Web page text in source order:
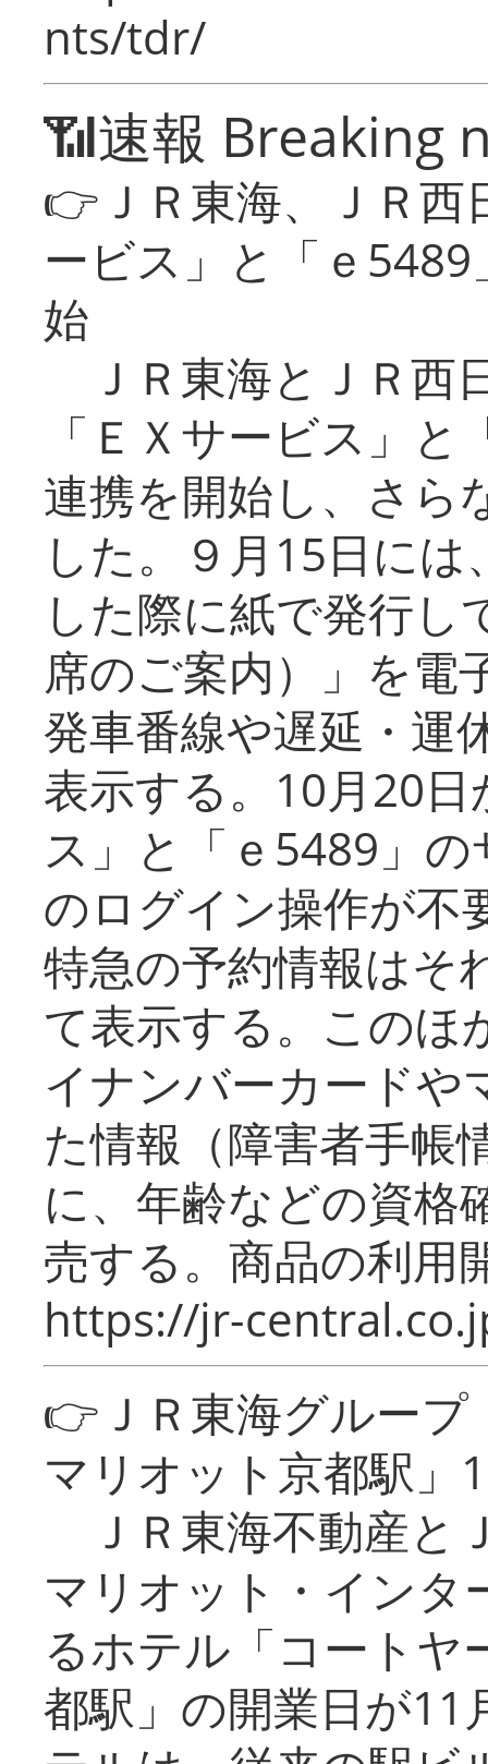
nts/tdr/
📶速報 Breaking
👉ＪＲ東海、ＪＲ
ービス」と「ｅ
始
ＪＲ東海とＪＲ西
「ＥＸサービス」
連携を開始し、さら
した。９月15日に
した際に紙で発行し
席のご案内）」を電
発車番線や遅延・運
表示する。10月20
ス」と「ｅ5489」
のログイン操作が不
特急の予約情報はそ
て表示する。このほ
イナンバーカードや
た情報（障害者手帳
に、年齢などの資格
売する。商品の利用
https://jr-
👉ＪＲ東海グルー
マリオット京都駅」
ＪＲ東海不動産と
マリオット・インタ
るホテル「コートヤ
都駅」の開業日が11